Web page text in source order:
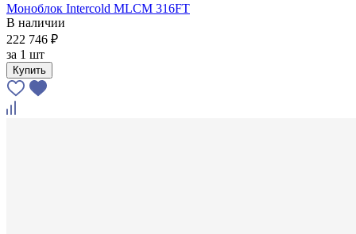
Моноблок Intercold MLCM 316FT
В наличии
222 746 ₽
за 1 шт
Купить